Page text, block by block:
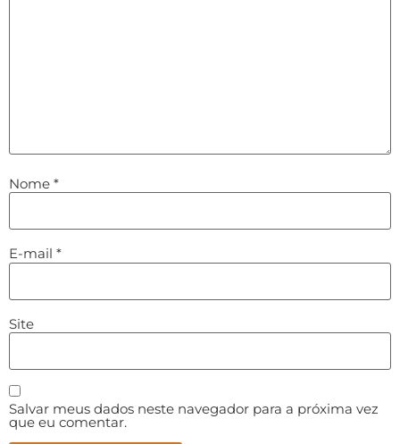
Nome *
E-mail *
Site
Salvar meus dados neste navegador para a próxima vez
que eu comentar.